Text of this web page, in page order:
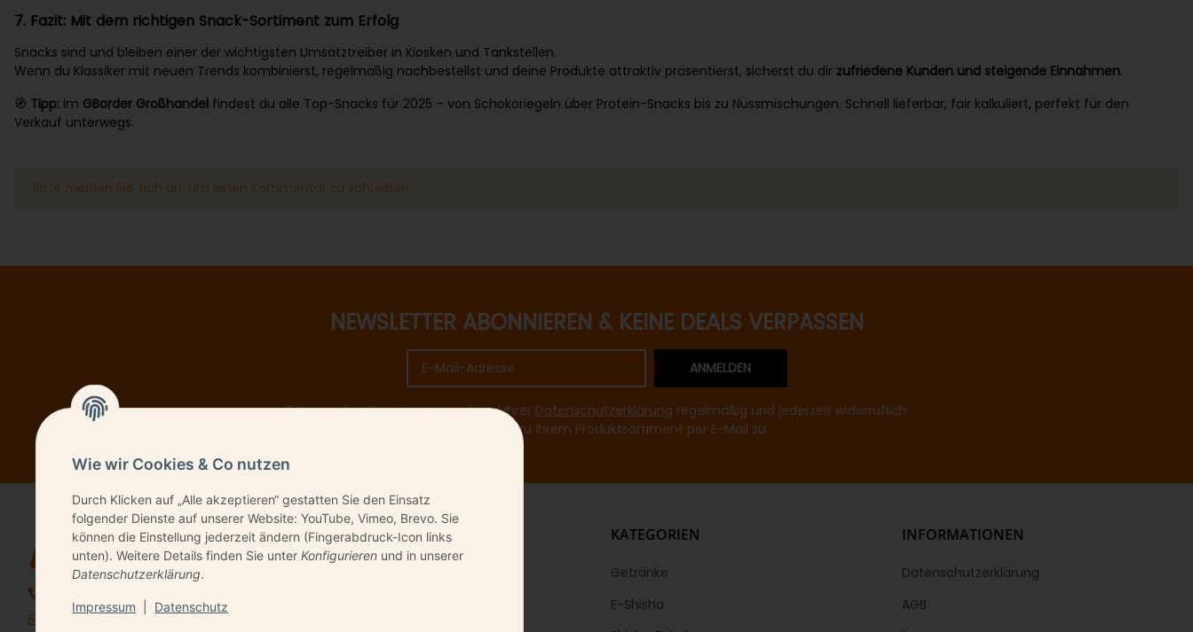
7. Fazit: Mit dem richtigen Snack-Sortiment zum Erfolg
Snacks sind und bleiben einer der wichtigsten Umsatztreiber in Kiosken und Tankstellen.
Wenn du Klassiker mit neuen Trends kombinierst, regelmäßig nachbestellst und deine Produkte attraktiv präsentierst, sicherst du dir zufriedene Kunden und steigende Einnahmen.
🧭 Tipp: Im GBorder Großhandel findest du alle Top-Snacks für 2025 – von Schokoriegeln über Protein-Snacks bis zu Nussmischungen. Schnell lieferbar, fair kalkuliert, perfekt für den
Verkauf unterwegs.
x
Bitte melden Sie sich an, um einen Kommentar zu schreiben.
NEWSLETTER ABONNIEREN & KEINE DEALS VERPASSEN
Bitte senden Sie mir entsprechend Ihrer Datenschutzerklärung regelmäßig und jederzeit widerruflich
Informationen zu Ihrem Produktsortiment per E-Mail zu.
ANMELDEN
+49 157 85559669
QUICK LINKS KATEGORIEN
Getränke
E-Shisha
INFORMATIONEN
Datenschutzerklärung
AGB
Wie wir Cookies & Co nutzen
Durch Klicken auf „Alle akzeptieren“ gestatten Sie den Einsatz
folgender Dienste auf unserer Website: YouTube, Vimeo, Brevo. Sie
können die Einstellung jederzeit ändern (Fingerabdruck-Icon links
unten). Weitere Details finden Sie unterKonfigurieren und in unserer
Datenschutzerklärung.
Impressum Datenschutz